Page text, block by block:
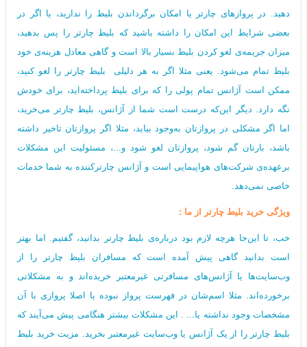
دهید. در پروازهای چارتر یا امکان برگرداندن بلیط را ندارید، یا اگر در
بعضی شرایط این امکان را داشته باشید که بلیط چارتر را پس بدهید،
میزان جریمه‌ی لغو کردن بلیط بسیار بالا است و گاهی معادل هزینه‌ی خود
بلیط تمام می‌شود. یعنی مثلا اگر به هر دلیلی بلیط چارتر را لغو کنید،
ممکن است آژانس تمام پولی را که برای بلیط پرداخته‌اید، برای خودش
نگه‌ دارد. دیگر این‌که درست است شما از آژانس، بلیط چارتر می‌خرید،
اما اگر مشکلی در پروازتان به‌وجود بیاید، مثلا اگر پروازتان تاخیر داشته
باشد، بارتان گم شود، پروازتان لغو شود و...، مسئولیت این مشکلات
برعهده‌ی شرکت‌های هواپیمایی است و آژانس چارترکننده به شما خدمات
خاصی نمی‌دهد.
ویژگی خرید‌ بلیط چارتر از ما :
خب، تا این‌جا هرچه لازم بود درباره‌ی بلیط چارتر بدانید، گفتیم. اما بهتر
است بدانید گاهی پیش آمده است که مسافران بلیط چارتر را از
وب‌سایت‌ها یا آژانس‌های مسافرتی غیرمعتبر خریده‌اند و به مشکلاتی
برخورده‌اند. مثلا اسم‌شان در فهرست پرواز نبوده یا اصلا پروازی با آن
مشخصات وجود نداشته یا... . این مشکلات بیشتر هنگامی پیش می‌آیند که
بلیط چارتر را از یک آژانس یا وب‌سایت غیرمعتبر بخرید. مزیت خرید بلیط